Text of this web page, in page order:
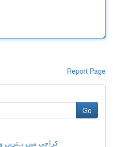
Report Page
Go
کراچی میں بہترین